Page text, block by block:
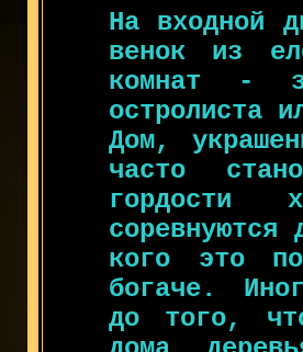
На входной
венок из
комнат -
остролиста
Дом,
часто
гордости
кого это
богаче.
до того,